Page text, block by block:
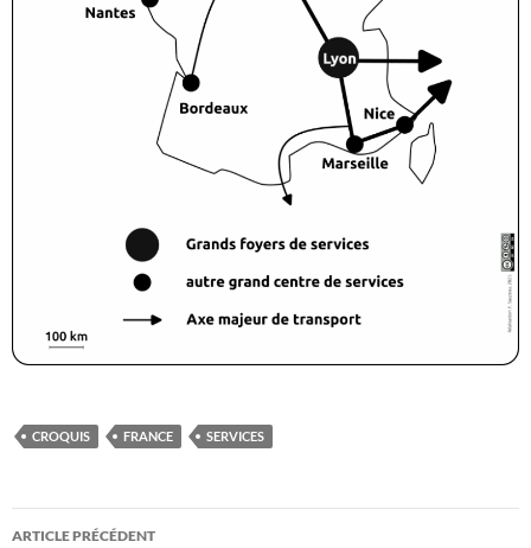
CROQUIS FRANCE SERVICES
Navigation
ARTICLE PRÉCÉDENT